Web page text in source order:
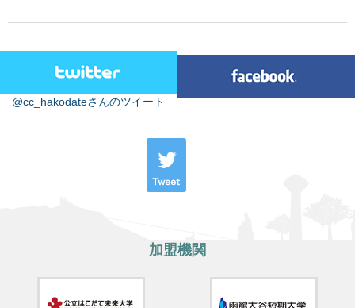
@cc_hakodateさんのツイート
加盟機関